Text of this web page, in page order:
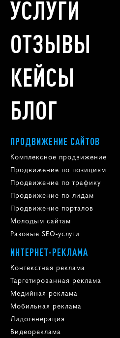
УСЛУГИ
ОТЗЫВЫ
КЕЙСЫ
БЛОГ
ПРОДВИЖЕНИЕ САЙТОВ
Комплексное продвижение
Продвижение по позициям
Продвижение по трафику
Продвижение по лидам
Продвижение порталов
Молодым сайтам
Разовые SEO-услуги
ИНТЕРНЕТ-РЕКЛАМА
Контекстная реклама
Таргетированная реклама
Медийная реклама
Мобильная реклама
Лидогенерация
Видеореклама